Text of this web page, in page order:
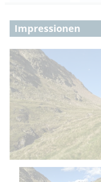
Impressionen